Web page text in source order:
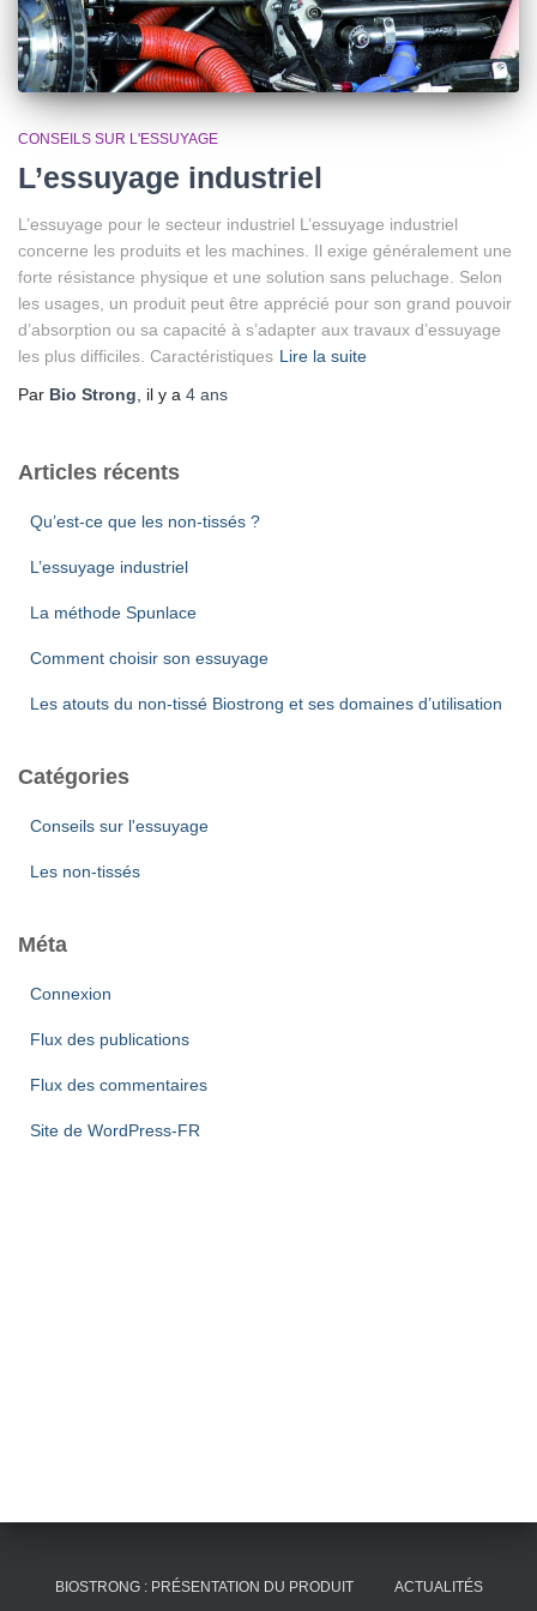
CONSEILS SUR L'ESSUYAGE
L’essuyage industriel
L’essuyage pour le secteur industriel L’essuyage industriel
concerne les produits et les machines. Il exige généralement une
forte résistance physique et une solution sans peluchage. Selon
les usages, un produit peut être apprécié pour son grand pouvoir
d’absorption ou sa capacité à s’adapter aux travaux d’essuyage
les plus difficiles. Caractéristiques Lire la suite
Par Bio Strong , il y a 4 ans
Articles récents
Qu’est-ce que les non-tissés ?
L’essuyage industriel
La méthode Spunlace
Comment choisir son essuyage
Les atouts du non-tissé Biostrong et ses domaines d’utilisation
Catégories
Conseils sur l'essuyage
Les non-tissés
Méta
Connexion
Flux des publications
Flux des commentaires
Site de WordPress-FR
BIOSTRONG : PRÉSENTATION DU PRODUIT ACTUALITÉS